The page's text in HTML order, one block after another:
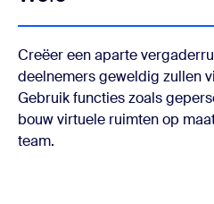
Creëer een aparte
deelnemers geweldig zullen
Gebruik functies zoals
bouw virtuele ruimten op
team.